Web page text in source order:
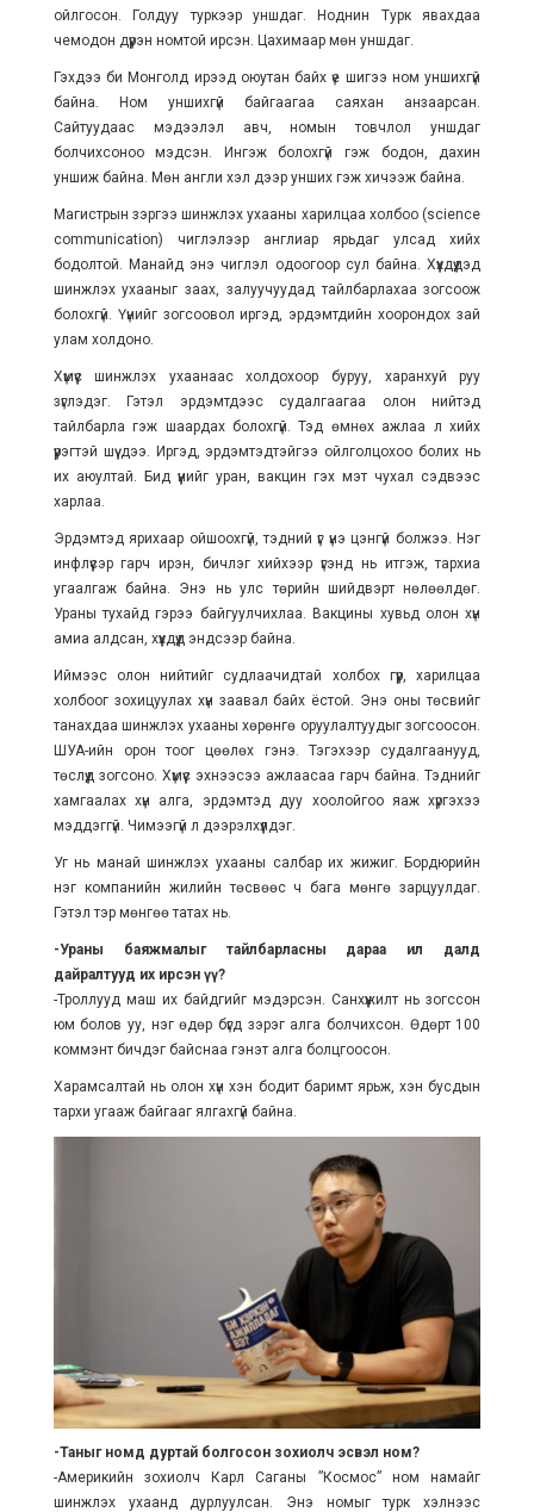
ойлгосон. Голдуу туркээр уншдаг. Ноднин Турк явахдаа
чемодон дүүрэн номтой ирсэн. Цахимаар мөн уншдаг.
Гэхдээ би Монголд ирээд оюутан байх үе шигээ ном уншихгүй
байна. Ном уншихгүй байгаагаа саяхан анзаарсан.
Сайтуудаас мэдээлэл авч, номын товчлол уншдаг
болчихсоноо мэдсэн. Ингэж болохгүй гэж бодон, дахин
уншиж байна. Мөн англи хэл дээр унших гэж хичээж байна.
Магистрын зэргээ шинжлэх ухааны харилцаа холбоо (science
communication) чиглэлээр англиар ярьдаг улсад хийх
бодолтой. Манайд энэ чиглэл одоогоор сул байна. Хүүхдүүдэд
шинжлэх ухааныг заах, залуучуудад тайлбарлахаа зогсоож
болохгүй. Үүнийг зогсоовол иргэд, эрдэмтдийн хоорондох зай
улам холдоно.
Хүмүүс шинжлэх ухаанаас холдохоор буруу, харанхуй руу
зүглэдэг. Гэтэл эрдэмтдээс судалгаагаа олон нийтэд
тайлбарла гэж шаардах болохгүй. Тэд өмнөх ажлаа л хийх
үүрэгтэй шүү дээ. Иргэд, эрдэмтэдтэйгээ ойлголцохоо болих нь
их аюултай. Бид үүнийг уран, вакцин гэх мэт чухал сэдвээс
харлаа.
Эрдэмтэд ярихаар ойшоохгүй, тэдний үг үнэ цэнгүй болжээ. Нэг
инфлүүсэр гарч ирэн, бичлэг хийхээр үгэнд нь итгэж, тархиа
угаалгаж байна. Энэ нь улс төрийн шийдвэрт нөлөөлдөг.
Ураны тухайд гэрээ байгуулчихлаа. Вакцины хувьд олон хүн
амиа алдсан, хүүхдүүд эндсээр байна.
Иймээс олон нийтийг судлаачидтай холбох гүүр, харилцаа
холбоог зохицуулах хүн заавал байх ёстой. Энэ оны төсвийг
танахдаа шинжлэх ухааны хөрөнгө оруулалтуудыг зогсоосон.
ШУА-ийн орон тоог цөөлөх гэнэ. Тэгэхээр судалгаанууд,
төслүүд зогсоно. Хүмүүс эхнээсээ ажлаасаа гарч байна. Тэднийг
хамгаалах хүн алга, эрдэмтэд дуу хоолойгоо яаж хүргэхээ
мэддэггүй. Чимээгүй л дээрэлхүүлдэг.
Уг нь манай шинжлэх ухааны салбар их жижиг. Бордюрийн
нэг компанийн жилийн төсвөөс ч бага мөнгө зарцуулдаг.
Гэтэл тэр мөнгөө татах нь.
-Ураны баяжмалыг тайлбарласны дараа ил далд
дайралтууд их ирсэн үү?
-Троллууд маш их байдгийг мэдэрсэн. Санхүүжилт нь зогссон
юм болов уу, нэг өдөр бүгд зэрэг алга болчихсон. Өдөрт 100
коммэнт бичдэг байснаа гэнэт алга болцгоосон.
Харамсалтай нь олон хүн хэн бодит баримт ярьж, хэн бусдын
тархи угааж байгааг ялгахгүй байна.
-Таныг номд дуртай болгосон зохиолч эсвэл ном?
-Америкийн зохиолч Карл Саганы ”Космос” ном намайг
шинжлэх ухаанд дурлуулсан. Энэ номыг турк хэлнээс